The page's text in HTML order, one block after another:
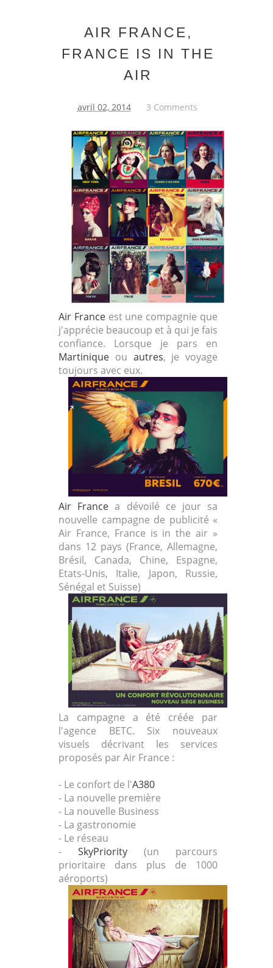
AIR FRANCE,
FRANCE IS IN THE
AIR
avril 02, 2014 3 Comments
Air Franceest une compagnie que
j'apprécie beaucoup et à qui je fais
confiance. Lorsque je pars en
Martinique ou autres, je voyage
toujours avec eux.
Air France a dévoilé ce jour sa
nouvelle campagne de publicité «
Air France, France is in theair »
dans 12 pays (France, Allemagne,
Brésil, Canada, Chine, Espagne,
Etats-Unis, Italie, Japon, Russie,
Sénégal et Suisse)
La campagne a été créée par
l'agence BETC. Six nouveaux
visuels décrivant les services
proposés par Air France :
- Le confort de l'A380
- La nouvelle première
- La nouvelle Business
- La gastronomie
- Le réseau
- SkyPriority (un parcours
prioritaire dans plus de 1000
aéroports)